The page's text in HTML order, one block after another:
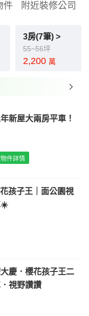
件 附近裝修公司
3房(7筆) >
55~56坪
2,200萬
新屋大兩房平車！
件詳情
孩子王｜面公園視
☀️
慶．櫻花孩子王二
視野讚讚